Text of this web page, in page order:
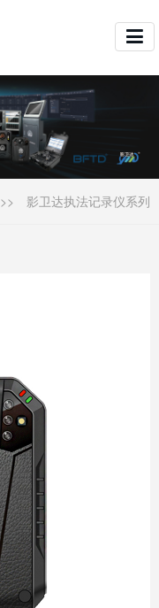
>> 影卫达执法记录仪系列